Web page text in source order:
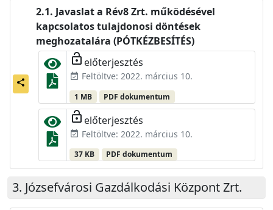
share
Javaslat a Rév8 Zrt. működésével
kapcsolatos tulajdonosi döntések
meghozatalára (PÓTKÉZBESÍTÉS)
lock_open előterjesztés
event_available Feltöltve: 2022. március 10.
1 MB PDF dokumentum
lock_open előterjesztés
event_available Feltöltve: 2022. március 10.
37 KB PDF dokumentum
Józsefvárosi Gazdálkodási Központ Zrt.